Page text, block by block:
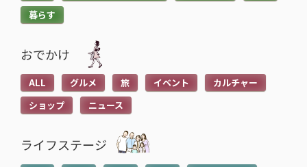
暮らす
おでかけ
ALL グルメ 旅 イベント
カルチャー
ショップ
ニュース
ライフステージ